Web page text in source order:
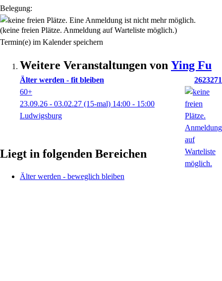
Belegung:
(keine freien Plätze. Anmeldung auf Warteliste möglich.)
Termin(e) im Kalender speichern
Weitere Veranstaltungen von Ying Fu
Älter werden - fit bleiben
2623271
60+
23.09.26 - 03.02.27 (15-mal) 14:00 - 15:00
Ludwigsburg
Liegt in folgenden Bereichen
Älter werden - beweglich bleiben